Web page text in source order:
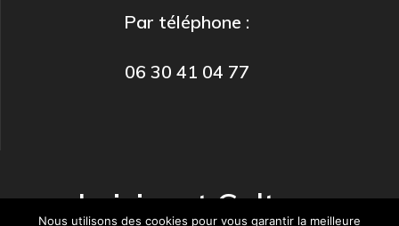
Par téléphone :
06 30 41 04 77
Loisirs et Culture
Nous utilisons des cookies pour vous garantir la meilleure